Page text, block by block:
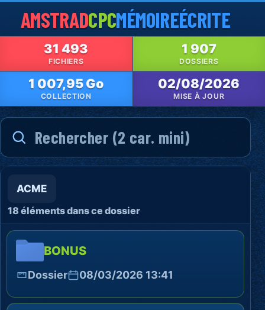
AMSTRADCPCMÉMOIREÉCRITE
31 493
FICHIERS
1 907
DOSSIERS
1 007,95 Go
COLLECTION
02/08/2026
MISE À JOUR
ACME
18 éléments dans ce dossier
BONUS
Dossier 08/03/2026 13:41